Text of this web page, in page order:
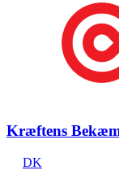
Kræftens
DK